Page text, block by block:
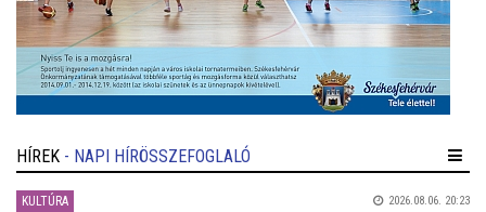
HÍREK - NAPI HÍRÖSSZEFOGLALÓ
KULTÚRA 2026.08.06. 20:23